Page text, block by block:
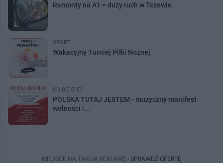
Remonty na A1 = duży ruch w Tczewie
SPORT
Wakacyjny Turniej Piłki Nożnej
CO BĘDZIE?
POLSKA TUTAJ JESTEM - muzyczny manifest
wolności i...
MIEJSCE NA TWOJĄ REKLAMĘ - SPRAWDŹ OFERTĘ